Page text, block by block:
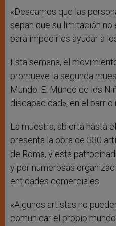
«Deseamos que las
sepan que su limitación
para impedirles ayudar a
Esta semana, el
promueve la segunda
Mundo. El Mundo de los
discapacidad», en el
La muestra, abierta hasta
presenta la obra de 330
de Roma, y está
y por numerosas
entidades comerciales.
«Algunos artistas no
comunicar el propio